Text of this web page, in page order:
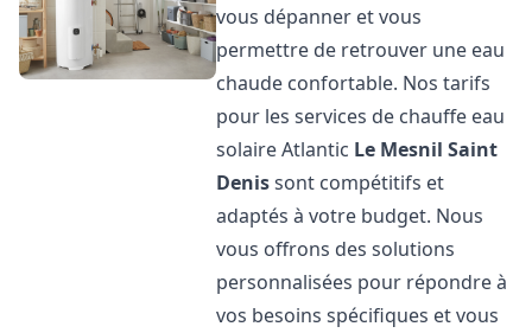
vous dépanner et vous
permettre de retrouver une eau
chaude confortable. Nos tarifs
pour les services de chauffe eau
solaire Atlantic Le Mesnil Saint
Denissont compétitifs et
adaptés à votre budget. Nous
vous offrons des solutions
personnalisées pour répondre à
vos besoins spécifiques et vous